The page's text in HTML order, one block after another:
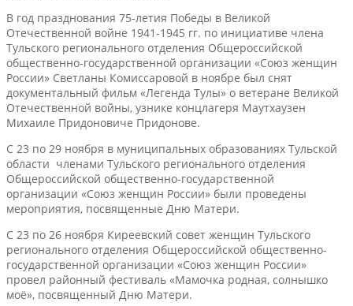
В год празднования 75-летия Победы в Великой
Отечественной войне 1941-1945 гг. по инициативе члена
Тульского регионального отделения Общероссийской
общественно-государственной организации «Союз женщин
России» Светланы Комиссаровой в ноябре был снят
документальный фильм «Легенда Тулы» о ветеране Великой
Отечественной войны, узнике концлагеря Маутхаузен
Михаиле Придоновиче Придонове.
С 23 по 29 ноября в муниципальных образованиях Тульской
области членами Тульского регионального отделения
Общероссийской общественно-государственной
организации «Союз женщин России» были проведены
мероприятия, посвященные Дню Матери.
С 23 по 26 ноября Киреевский совет женщин Тульского
регионального отделения Общероссийской общественно-
государственной организации «Союз женщин России»
провел районный фестиваль «Мамочка родная, солнышко
моё», посвященный Дню Матери.